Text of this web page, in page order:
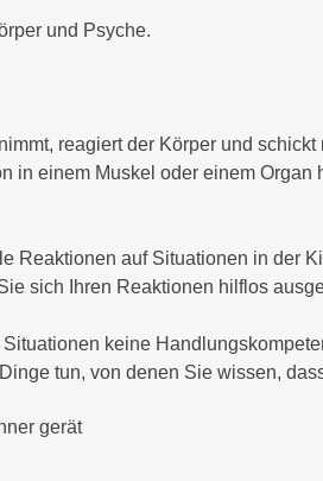
und Psyche.
reagiert der Körper und
einem Muskel oder einem
Reaktionen auf Situationen in der
sich Ihren Reaktionen hilflos
keine
tun, von denen Sie wissen,
gerät